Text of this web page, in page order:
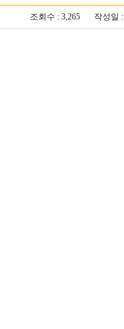
작성일 :
조회수 : 3,265